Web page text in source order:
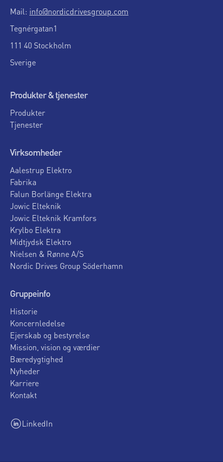
Mail: info@nordicdrivesgroup.com
Tegnérgatan1
111 40 Stockholm
Sverige
Produkter & tjenester
Produkter
Tjenester
Virksomheder
Aalestrup Elektro
Fabrika
Falun Borlänge Elektra
Jowic Elteknik
Jowic Elteknik Kramfors
Krylbo Elektra
Midtjydsk Elektro
Nielsen & Rønne A/S
Nordic Drives Group Söderhamn
Gruppeinfo
Historie
Koncernledelse
Ejerskab og bestyrelse
Mission, vision og værdier
Bæredygtighed
Nyheder
Karriere
Kontakt
LinkedIn